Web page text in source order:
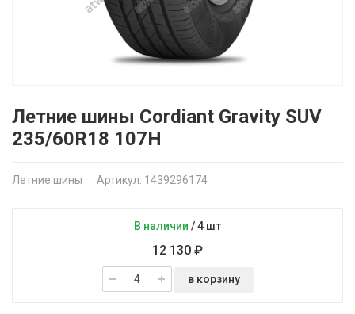
Летние шины Cordiant Gravity SUV
235/60R18 107H
Летние шины Артикул: 1439296174
В наличии /4 шт
12 130 ₽
в корзину